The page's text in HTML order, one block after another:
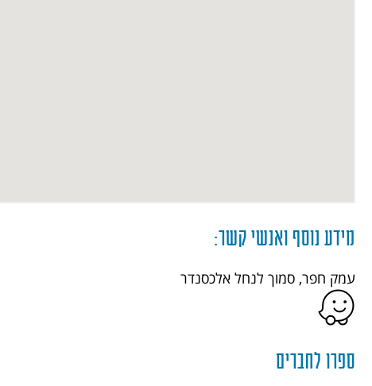
מידע נוסף ואנשי קשר:
עמק חפר, סמוך לנחל אלכסנדר
ספרו לחברים